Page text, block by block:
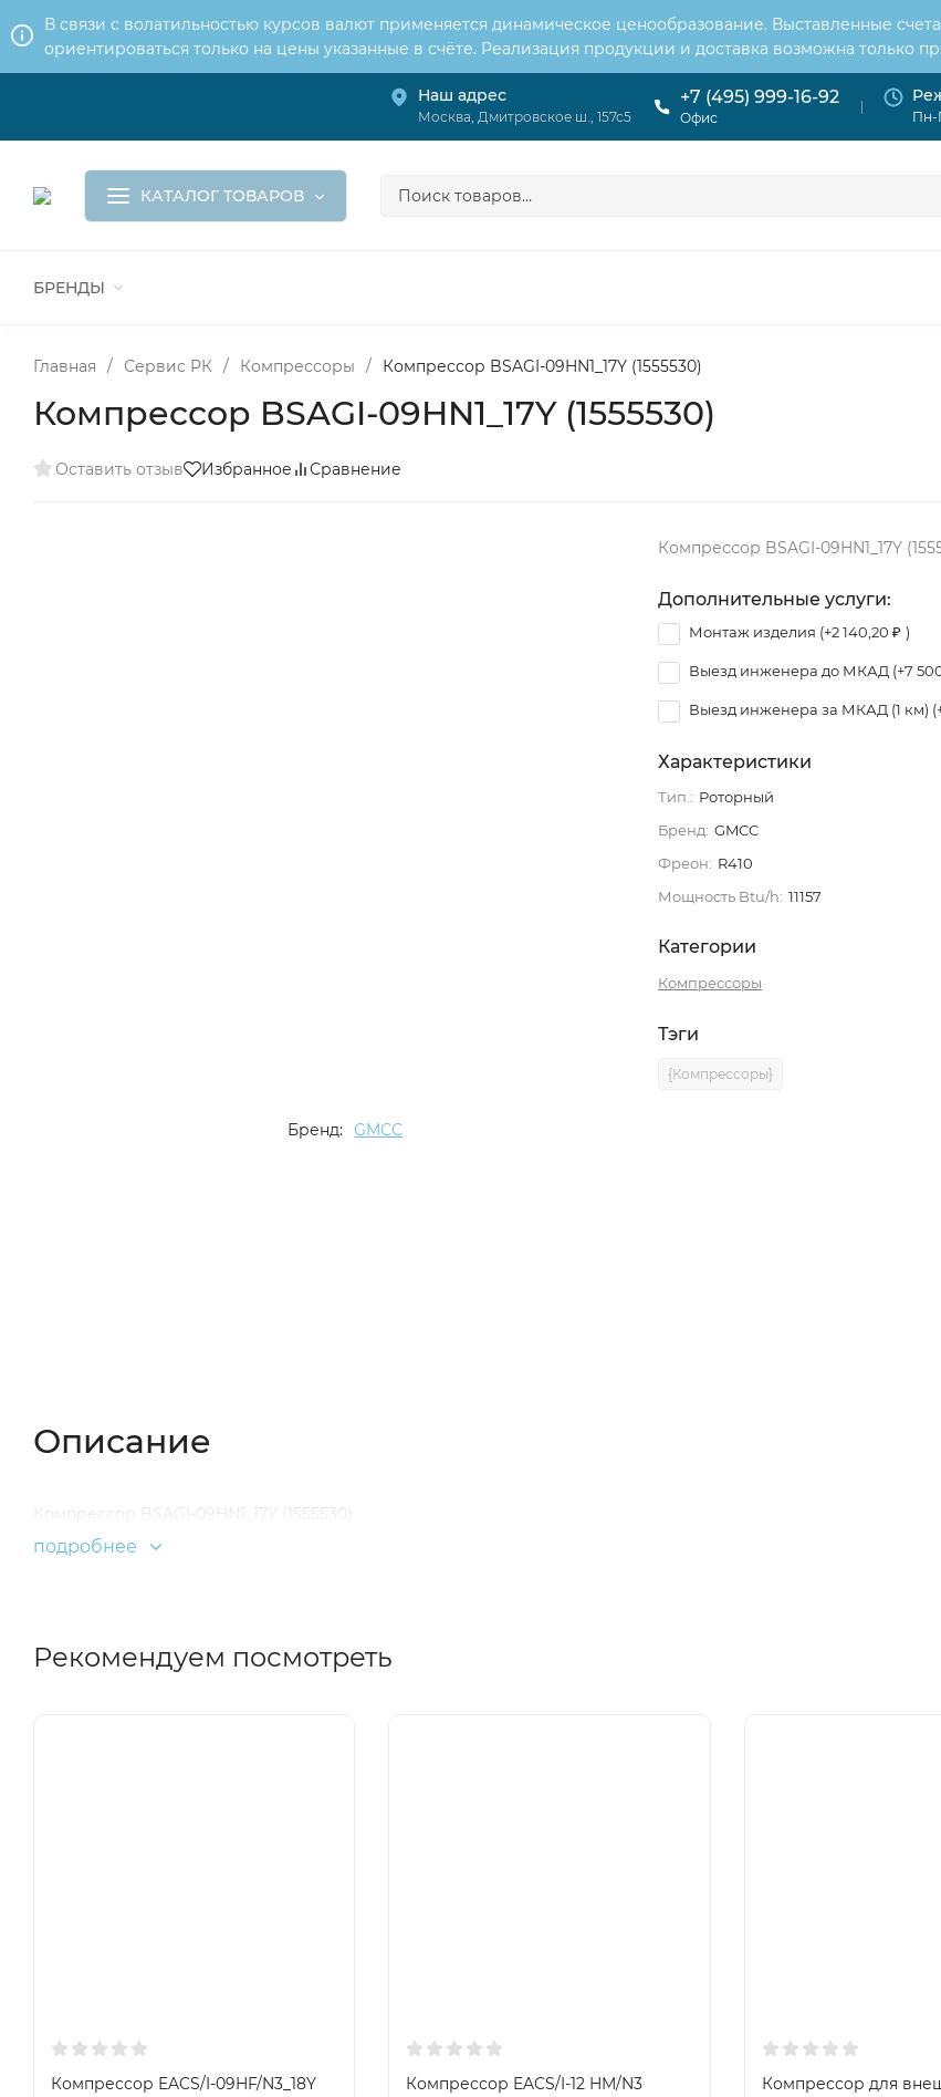
В связи с волатильностью курсов валют применяется динамическое ценообразование. Выставленные
ориентироваться только на цены указанные в счёте. Реализация продукции и доставка возможна только
Наш адрес
Москва, Дмитровское ш., 157с5
+7 (495) 999-16-92
Офис Пн-
КАТАЛОГ ТОВАРОВ
БРЕНДЫ
Главная / Сервис РК / Компрессоры / Компрессор BSAGI-09HN1_17Y (1555530)
Компрессор BSAGI-09HN1_17Y (1555530)
Оставить отзыв Избранное Сравнение
Бренд: GMCC
Компрессор BSAGI-09HN1_17Y
Дополнительные услуги:
Монтаж изделия (+2 140,20 ₽ )
Выезд инженера до МКАД (+7
Выезд инженера за МКАД (1 км)
Характеристики
Тип.: Роторный
Бренд: GMCC
Фреон: R410
Мощность Btu/h: 11157
Категории
Компрессоры
Тэги
{Компрессоры}
Описание
Компрессор BSAGI-09HN1_17Y (1555530)
подробнее
Рекомендуем посмотреть
Компрессор EACS/I-09HF/N3_18Y
Компрессор EACS/I-12 HM/N3
Компрессор для